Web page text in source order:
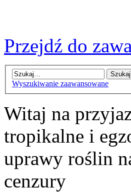
Przejdź do
Wyszukiwanie zaawansowane
Witaj na
tropikalne i
uprawy roślin
cenzury